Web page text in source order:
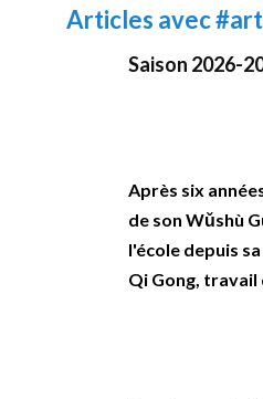
Articles avec
Saison 2026-
Après six
de son Wǔshù
l'école depuis
Qi Gong,